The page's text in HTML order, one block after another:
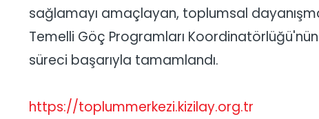
sağlamayı amaçlayan, toplumsal
Temelli Göç Programları
süreci başarıyla tamamlandı.
https://toplummerkezi.kizilay.org.tr